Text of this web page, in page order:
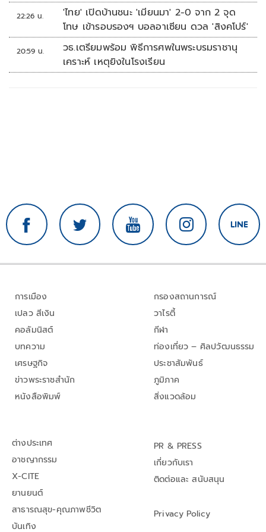
22:26 น.
'ไทย' เปิดบ้านชนะ 'เมียนมา' 2-0 จาก 2 จุด
โทษ เข้ารอบรองฯ บอลอาเซียน ดวล 'สิงคโปร์'
20:59 น.
วธ.เตรียมพร้อม พิธีการศพในพระบรมราชานุ
เคราะห์ เหตุยิงในโรงเรียน
การเมือง
เปลว สีเงิน
คอลัมนิสต์
บทความ
เศรษฐกิจ
ข่าวพระราชสำนัก
หนังสือพิมพ์
กรองสถานการณ์
วาไรตี้
กีฬา
ท่องเที่ยว – ศิลปวัฒนธรรม
ประชาสัมพันธ์
ภูมิภาค
สิ่งแวดล้อม
ต่างประเทศ
อาชญากรรม
X-CITE
ยานยนต์
สาธารณสุข-คุณภาพชีวิต
บันเทิง
PR & PRESS
เกี่ยวกับเรา
ติดต่อและ สนับสนุน
Privacy Policy